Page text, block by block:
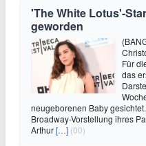
'The White Lotus'-
geworden
Für
das
neugeborenen Baby
Broadway-Vorstellung ihres
Arthur[…] (00)